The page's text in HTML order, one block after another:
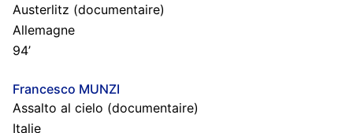
Austerlitz (documentaire)
Allemagne
94’
Francesco MUNZI
Assalto al cielo (documentaire)
Italie